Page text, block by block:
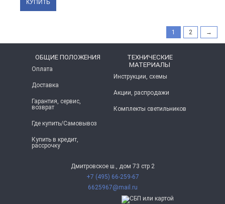
1 2 →
ОБЩИЕ ПОЛОЖЕНИЯ
Оплата
Доставка
Гарантия, сервис,
возврат
Где купить/Самовывоз
Купить в кредит,
рассрочку
ТЕХНИЧЕСКИЕ
МАТЕРИАЛЫ
Инструкции, схемы
Акции, распродажи
Комплекты светильников
Дмитровское ш., дом 73 стр 2
+7 (495) 66-259-67
6625967@mail.ru